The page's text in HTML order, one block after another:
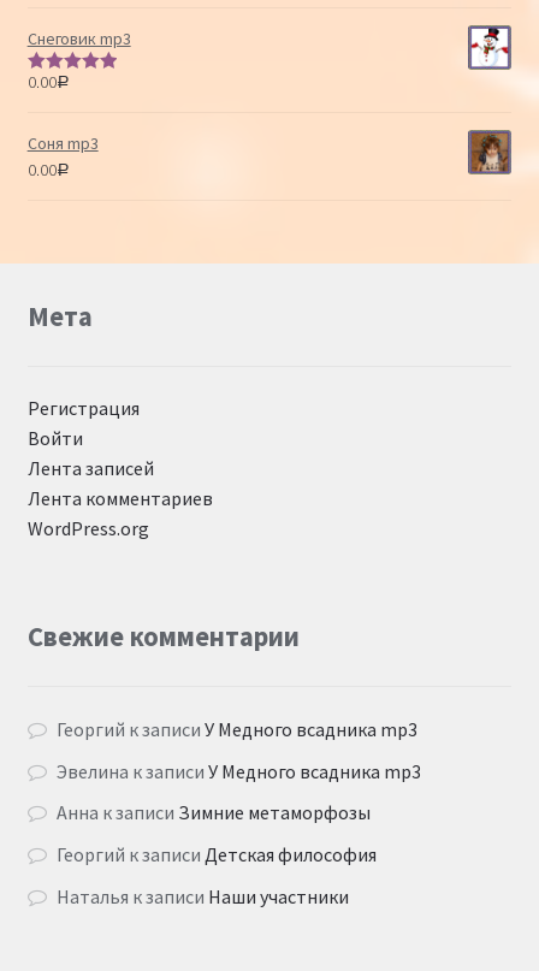
Снеговик mp3
Оценка
0.00Р
Соня mp3
0.00Р
Мета
Регистрация
Войти
Лента записей
Лента комментариев
WordPress.org
Свежие комментарии
Георгий к записиУ Медного всадника mp3
Эвелина к записиУ Медного всадника mp3
Анна к записи Зимние метаморфозы
Георгий к записиДетская философия
Наталья к записи Наши участники